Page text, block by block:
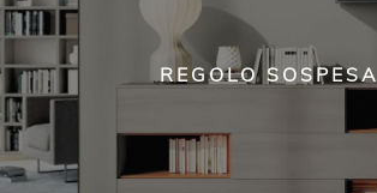
REGOLO SOSPESA